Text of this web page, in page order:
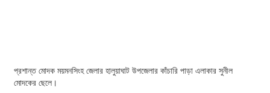
প্রশান্ত মোদক ময়মনসিংহ জেলার হালুয়াঘাট উপজেলার কাঁচারি পাড়া এলাকার সুনীল
মোদকের ছেলে।